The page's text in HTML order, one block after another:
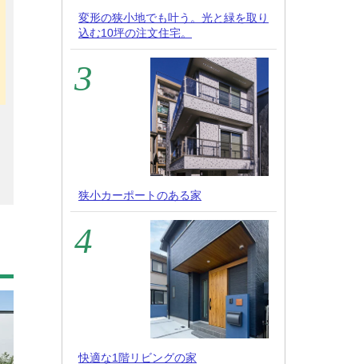
変形の狭小地でも叶う。光と緑を取り
込む10坪の注文住宅。
狭小カーポートのある家
快適な1階リビングの家